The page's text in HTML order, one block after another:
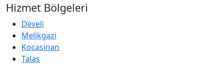
Hizmet Bölgeleri
Develi
Melikgazi
Kocasinan
Talas